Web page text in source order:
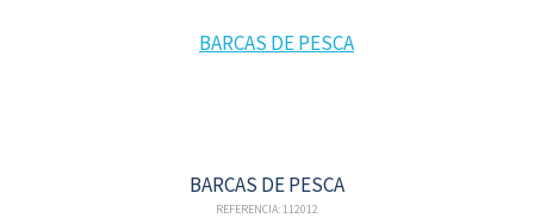
BARCAS DE PESCA
REFERENCIA: 112012